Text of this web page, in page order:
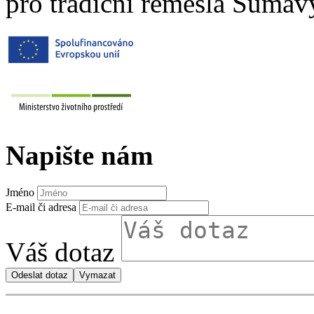
Napište nám
Jméno
E-mail či adresa
Váš dotaz